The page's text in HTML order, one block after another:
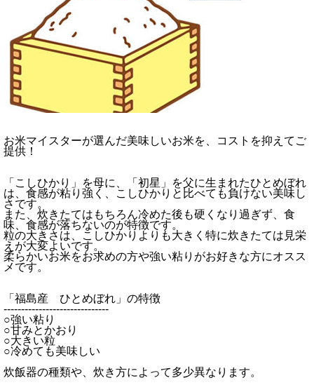
お米マイスターが選んだ美味しいお米を、コストを抑えてご
提供！
「こしひかり」を母に、「初星」を父に生まれたひとめぼれ
は、食感が粘り強く、こしひかりと比べても負けない美味し
さです。
また、炊きたてはもちろん冷めた後も硬くなり過ぎず、食
味、食感が落ちないのが特徴です。
粒の大きさは、こしひかりよりも大きく特に炊きたては見栄
えが大変よいです。
柔らかいお米をお求めの方や強い粘りがお好きな方にオスス
メです。
「福島産 ひとめぼれ」の特徴
------------------------------
○強い粘り
○甘みとかおり
○大きい粒
○冷めても美味しい
炊飯器の種類や、炊き方によって多少異なります。